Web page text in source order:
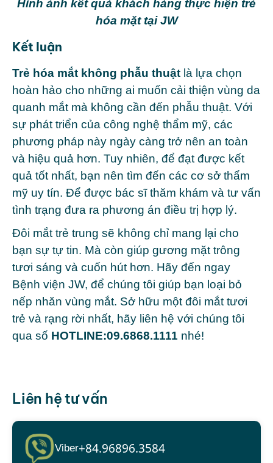
Hình ảnh kết quả khách hàng thực hiện trẻ
hóa mặt tại JW
Kết luận
Trẻ hóa mắt không phẫu thuật là lựa chọn
hoàn hảo cho những ai muốn cải thiện vùng da
quanh mắt mà không cần đến phẫu thuật. Với
sự phát triển của công nghệ thẩm mỹ, các
phương pháp này ngày càng trở nên an toàn
và hiệu quả hơn. Tuy nhiên, để đạt được kết
quả tốt nhất, bạn nên tìm đến các cơ sở thẩm
mỹ uy tín. Để được bác sĩ thăm khám và tư vấn
tình trạng đưa ra phương án điều trị hợp lý.
Đôi mắt trẻ trung sẽ không chỉ mang lại cho
bạn sự tự tin. Mà còn giúp gương mặt trông
tươi sáng và cuốn hút hơn. Hãy đến ngay
Bệnh viện JW, để chúng tôi giúp bạn loại bỏ
nếp nhăn vùng mắt. Sở hữu một đôi mắt tươi
trẻ và rạng rời nhất, hãy liên hệ với chúng tôi
qua số HOTLINE:09.6868.1111 nhé!
Liên hệ tư vấn
Viber+84.96896.3584